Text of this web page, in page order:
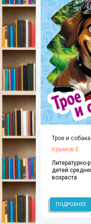
Трое и
Крымов Е.
детей
возраста
ПОДРОБНЕЕ